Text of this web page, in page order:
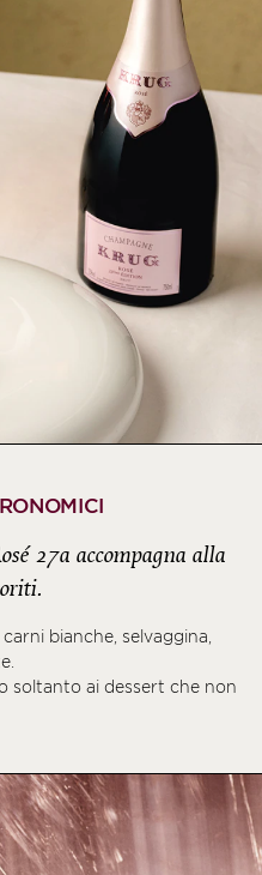
27a accompagna alla
bianche, selvaggina,
soltanto ai dessert che non